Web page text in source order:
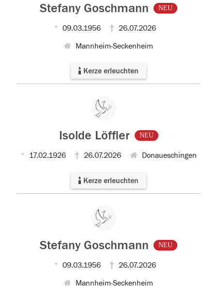
Stefany Goschmann NEU
09.03.1956 26.07.2026
Mannheim-Seckenheim
Kerze erleuchten
Isolde Löffler NEU
17.02.1926 26.07.2026 Donaueschingen
Kerze erleuchten
Stefany Goschmann NEU
09.03.1956 26.07.2026
Mannheim-Seckenheim